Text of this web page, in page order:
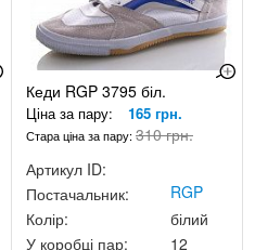
Кеди RGP 3795 біл.
Ціна за пару: 165 грн.
Стара ціна за пару:310 грн.
Артикул ID:
Постачальник:
RGP
Колір:
білий
У коробці пар:
12